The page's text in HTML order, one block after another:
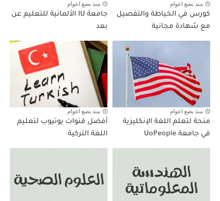
منذ بضع اعوام
كورس في الخياطة والتفصيل
مع شهادة مجانية
منذ بضع اعوام
جامعة IU الألمانية للتعليم عن
بعد
منذ بضع اعوام
منحة لتعلم اللغة الإنكليزية
في جامعة UoPeople
منذ بضع اعوام
أفضل قنوات يوتيوب لتعليم
اللغة التركية